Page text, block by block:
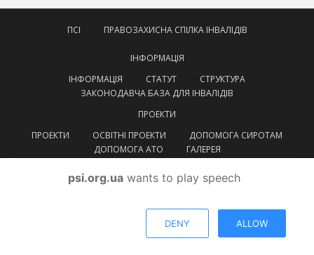
ПСІ ПРАВОЗАХИСНА СПІЛКА ІНВАЛІДІВ
ІНФОРМАЦІЯ
ІНФОРМАЦІЯ
СТАТУТ
СТРУКТУРА
ЗАКОНОДАВЧА БАЗА ДЛЯ ІНВАЛІДІВ
ПРОЕКТИ
ПРОЕКТИ
ОСВІТНІ ПРОЕКТИ
ДОПОМОГА СИРОТАМ
ДОПОМОГА АТО
ГАЛЕРЕЯ
Правозахисна спілка інвалідівТема від Colorlib. Працює на
WordPress
psi.org.ua wants to play speech
DENY ALLOW